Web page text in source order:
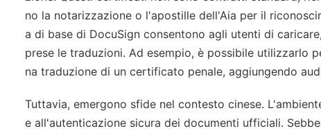
no la notarizzazione o l'apostille dell'Aia per il
a di base di DocuSign consentono agli utenti di
prese le traduzioni. Ad esempio, è possibile
na traduzione di un certificato penale, aggiungendo
Tuttavia, emergono sfide nel contesto cinese.
e all'autenticazione sicura dei documenti ufficiali.